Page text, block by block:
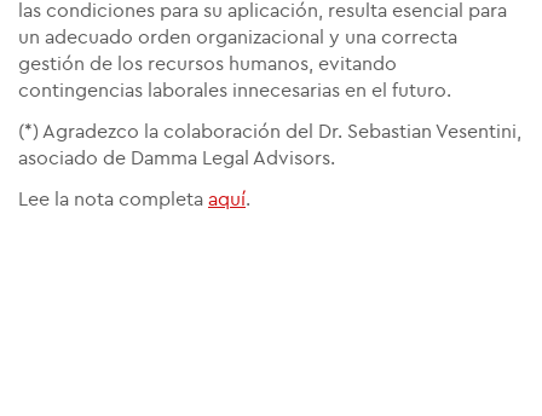
las condiciones para su aplicación, resulta esencial para
un adecuado orden organizacional y una correcta
gestión de los recursos humanos, evitando
contingencias laborales innecesarias en el futuro.
(*) Agradezco la colaboración del Dr. Sebastian Vesentini,
asociado de Damma Legal Advisors.
Lee la nota completa aquí.